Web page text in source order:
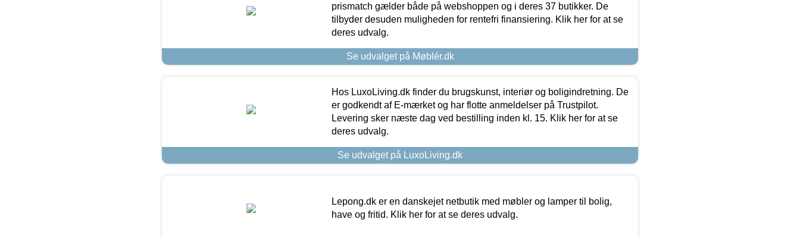
prismatch gælder både på webshoppen og i deres 37 butikker. De
tilbyder desuden muligheden for rentefri finansiering. Klik her for at se
deres udvalg.
Se udvalget på Møblér.dk
Hos LuxoLiving.dk finder du brugskunst, interiør og boligindretning. De
er godkendt af E-mærket og har flotte anmeldelser på Trustpilot.
Levering sker næste dag ved bestilling inden kl. 15. Klik her for at se
deres udvalg.
Se udvalget på LuxoLiving.dk
Lepong.dk er en danskejet netbutik med møbler og lamper til bolig,
have og fritid. Klik her for at se deres udvalg.